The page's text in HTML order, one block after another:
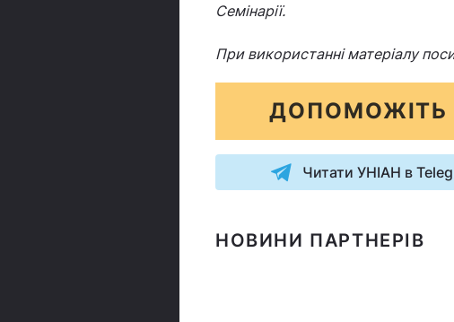
Семінарії.
При використанні матеріалу
ДОПОМОЖІТЬ
Читати УНІАН в
НОВИНИ ПАРТНЕРІВ